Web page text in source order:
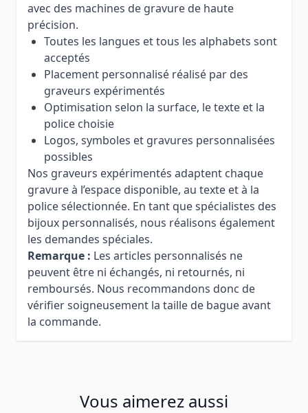
avec des machines de gravure de haute
précision.
Toutes les langues et tous les alphabets sont
acceptés
Placement personnalisé réalisé par des
graveurs expérimentés
Optimisation selon la surface, le texte et la
police choisie
Logos, symboles et gravures personnalisées
possibles
Nos graveurs expérimentés adaptent chaque
gravure à l’espace disponible, au texte et à la
police sélectionnée. En tant que spécialistes des
bijoux personnalisés, nous réalisons également
les demandes spéciales.
Remarque : Les articles personnalisés ne
peuvent être ni échangés, ni retournés, ni
remboursés. Nous recommandons donc de
vérifier soigneusement la taille de bague avant
la commande.
Vous aimerez aussi